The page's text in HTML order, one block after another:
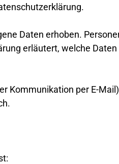
Daten erhoben.
erläutert, welche
Kommunikation per E-